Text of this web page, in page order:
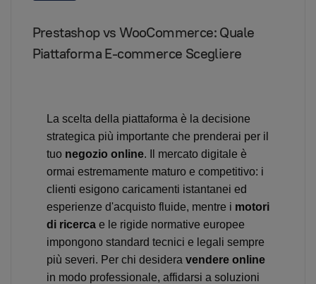
Prestashop vs WooCommerce: Quale
Piattaforma E-commerce Scegliere
La scelta della piattaforma è la decisione
strategica più importante che prenderai per il
tuo negozio online. Il mercato digitale è
ormai estremamente maturo e competitivo: i
clienti esigono caricamenti istantanei ed
esperienze d'acquisto fluide, mentre i motori
di ricercae le rigide normative europee
impongono standard tecnici e legali sempre
più severi. Per chi desidera vendere online
in modo professionale, affidarsi a soluzioni